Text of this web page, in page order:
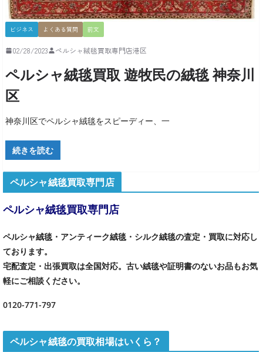
ビジネス よくある質問 前文
02/28/2023 ペルシャ絨毯買取専門店港区
ペルシャ絨毯買取 遊牧民の絨毯 神奈川
区
神奈川区でペルシャ絨毯をスピーディー、一
続きを読む
ペルシャ絨毯買取専門店
ペルシャ絨毯買取専門店
ペルシャ絨毯・アンティーク絨毯・シルク絨毯の査定・買取に対応し
ております。
宅配査定・出張買取は全国対応。古い絨毯や証明書のないお品もお気
軽にご相談ください。
0120-771-797
ペルシャ絨毯の買取相場はいくら？